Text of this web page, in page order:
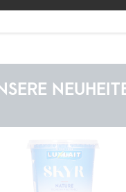
60 boxes